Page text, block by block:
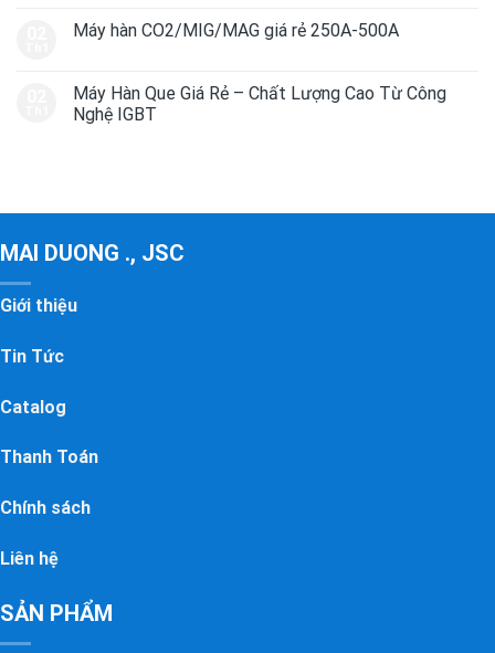
Máy hàn CO2/MIG/MAG giá rẻ 250A-500A
Máy Hàn Que Giá Rẻ – Chất Lượng Cao Từ Công
Nghệ IGBT
MAI DUONG ., JSC
Giới thiệu
Tin Tức
Catalog
Thanh Toán
Chính sách
Liên hệ
SẢN PHẨM